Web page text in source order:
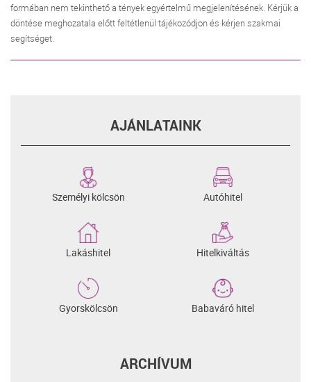
formában nem tekinthető a tények egyértelmű megjelenítésének. Kérjük a
döntése meghozatala előtt feltétlenül tájékozódjon és kérjen szakmai
segítséget.
AJÁNLATAINK
Személyi kölcsön Autóhitel
Lakáshitel Hitelkiváltás
Gyorskölcsön Babaváró hitel
ARCHÍVUM